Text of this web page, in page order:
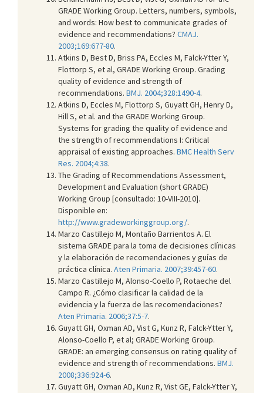
GRADE Working Group. Letters, numbers, symbols,
and words: How best to communicate grades of
evidence and recommendations? CMAJ.
2003;169:677-80.
Atkins D, Best D, Briss PA, Eccles M, Falck-Ytter Y,
Flottorp S, et al, GRADE Working Group. Grading
quality of evidence and strength of
recommendations. BMJ. 2004;328:1490-4.
Atkins D, Eccles M, Flottorp S, Guyatt GH, Henry D,
Hill S, et al. and the GRADE Working Group.
Systems for grading the quality of evidence and
the strength of recommendations I: Critical
appraisal of existing approaches. BMC Health Serv
Res. 2004;4:38.
The Grading of Recommendations Assessment,
Development and Evaluation (short GRADE)
Working Group [consultado: 10-VIII-2010].
Disponible en:
http://www.gradeworkinggroup.org/.
Marzo Castillejo M, Montaño Barrientos A. El
sistema GRADE para la toma de decisiones clínicas
y la elaboración de recomendaciones y guías de
práctica clínica. Aten Primaria. 2007;39:457-60.
Marzo Castillejo M, Alonso-Coello P, Rotaeche del
Campo R. ¿Cómo clasificar la calidad de la
evidencia y la fuerza de las recomendaciones?
Aten Primaria. 2006;37:5-7.
Guyatt GH, Oxman AD, Vist G, Kunz R, Falck-Ytter Y,
Alonso-Coello P, et al; GRADE Working Group.
GRADE: an emerging consensus on rating quality of
evidence and strength of recommendations. BMJ.
2008;336:924-6.
Guyatt GH, Oxman AD, Kunz R, Vist GE, Falck-Ytter Y,